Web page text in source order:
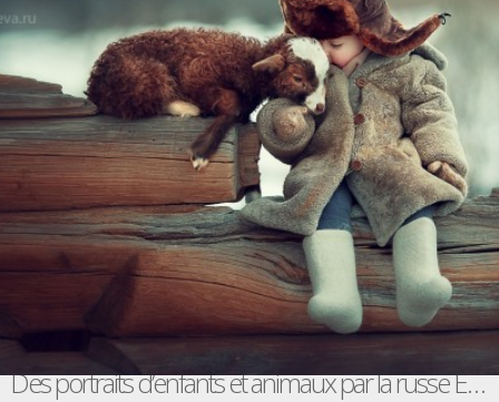
Des portraits d’enfants et animaux par la russe Elena Karneeva